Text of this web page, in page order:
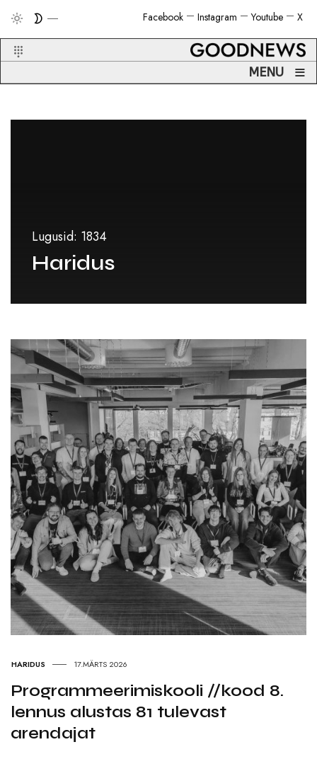
X
Youtube
Instagram
Facebook
MENU ≡
Lugusid: 1834
Haridus
HARIDUS 17.MÄRTS 2026
Programmeerimiskooli //kood 8.
lennus alustas 81 tulevast
arendajat